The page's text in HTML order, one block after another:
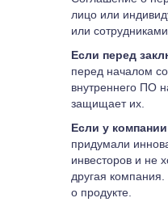
лицо или
или
Если перед
перед началом
внутреннего ПО
защищает их.
Если у
придумали
инвесторов и не
другая
о продукте.